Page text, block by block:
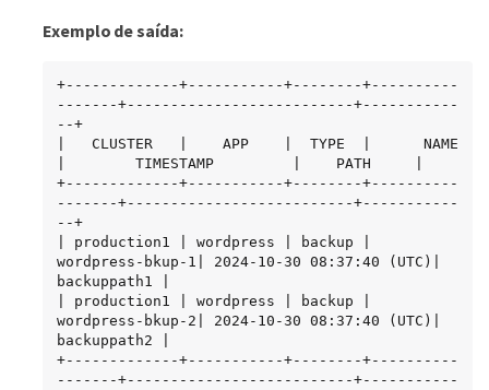
Exemplo de saída:
+-------------+-----------+--------+----------
-------+--------------------------+-----------
--+
|   CLUSTER   |    APP    |  TYPE  |      NAME
|        TIMESTAMP         |    PATH     |
+-------------+-----------+--------+----------
-------+--------------------------+-----------
--+
| production1 | wordpress | backup |
wordpress-bkup-1| 2024-10-30 08:37:40 (UTC)|
backuppath1 |
| production1 | wordpress | backup |
wordpress-bkup-2| 2024-10-30 08:37:40 (UTC)|
backuppath2 |
+-------------+-----------+--------+----------
-------+--------------------------+-----------